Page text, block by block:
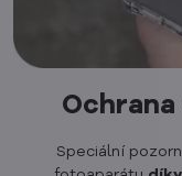
Speciální